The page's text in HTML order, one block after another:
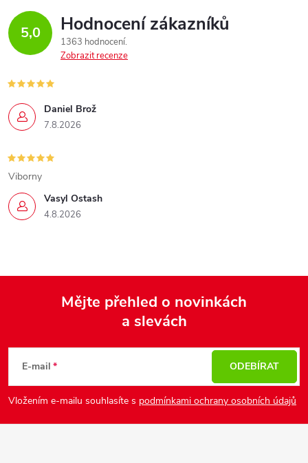
5,0 Hodnocení zákazníků
1363 hodnocení
Zobrazit recenze
Daniel Brož
7.8.2026
Vasyl Ostash
4.8.2026
Viborny
Mějte přehled o novinkách
a slevách
E-mail
Vložením e-mailu souhlasíte s podmínkami ochrany osobních údajů
ODEBÍRAT